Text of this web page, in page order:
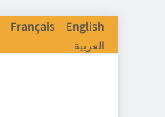
Français
English
العربية